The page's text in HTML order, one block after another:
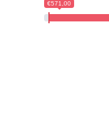
€571,00